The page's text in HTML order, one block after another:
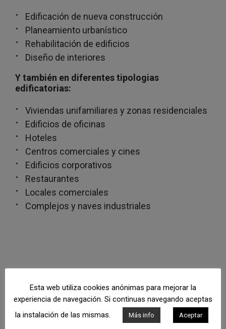
Edificación de nueva construcción
Planeamiento urbanístico
Rehabilitación de edificios
Diseño de interiores
Y también en diferentes tipologias
edificatorias:
Viviendas unifamiliares y zonas residenciales
Edificios de oficinas
Hoteles
Centros comerciales y cines
Edificios corporativos
Restaurantes
Locales comerciales
Complejos y naves industriales
Esta web utiliza cookies anónimas para mejorar la
experiencia de navegación. Si continuas navegando aceptas
la instalación de las mismas.
Más info Aceptar